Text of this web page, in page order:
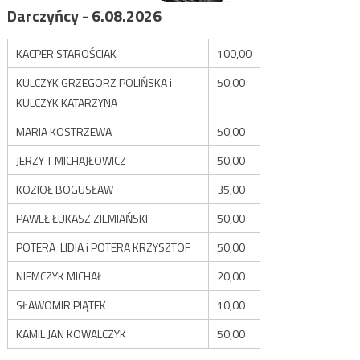
Darczyńcy - 6.08.2026
KACPER STAROŚCIAK
100,00
KULCZYK GRZEGORZ POLIŃSKA i
KULCZYK KATARZYNA
50,00
MARIA KOSTRZEWA
50,00
JERZY T MICHAJŁOWICZ
50,00
KOZIOŁ BOGUSŁAW
35,00
PAWEŁ ŁUKASZ ZIEMIAŃSKI
50,00
POTERA LIDIA i POTERA KRZYSZTOF
50,00
NIEMCZYK MICHAŁ
20,00
SŁAWOMIR PIĄTEK
10,00
KAMIL JAN KOWALCZYK
50,00